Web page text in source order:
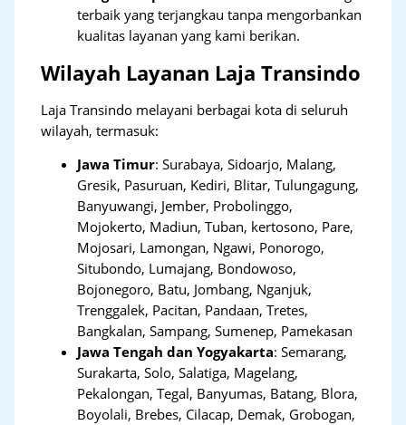
terbaik yang terjangkau tanpa mengorbankan
kualitas layanan yang kami berikan.
Wilayah Layanan Laja Transindo
Laja Transindo melayani berbagai kota di seluruh
wilayah, termasuk:
Jawa Timur:Surabaya, Sidoarjo, Malang,
Gresik, Pasuruan, Kediri, Blitar, Tulungagung,
Banyuwangi, Jember, Probolinggo,
Mojokerto, Madiun, Tuban, kertosono, Pare,
Mojosari, Lamongan, Ngawi, Ponorogo,
Situbondo, Lumajang, Bondowoso,
Bojonegoro, Batu, Jombang, Nganjuk,
Trenggalek, Pacitan, Pandaan, Tretes,
Bangkalan, Sampang, Sumenep, Pamekasan
Jawa Tengah dan Yogyakarta:Semarang,
Surakarta, Solo, Salatiga, Magelang,
Pekalongan, Tegal, Banyumas, Batang, Blora,
Boyolali, Brebes, Cilacap, Demak, Grobogan,